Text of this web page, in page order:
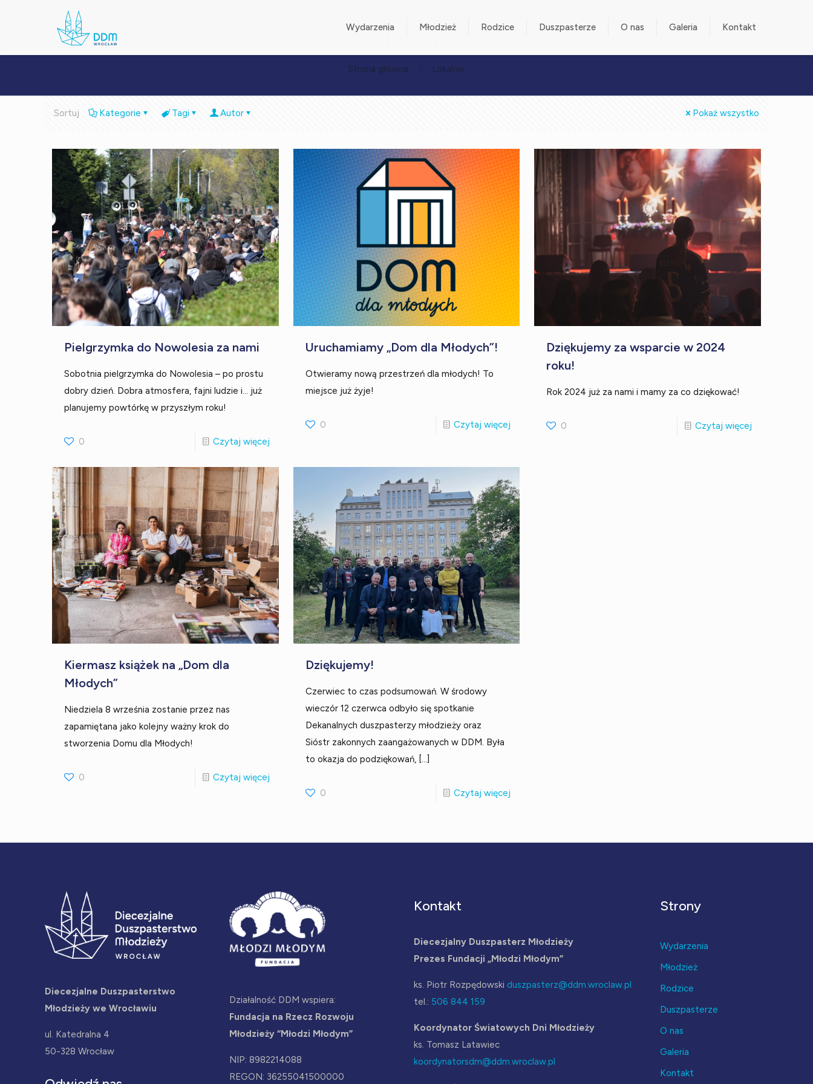
Wydarzenia Młodzież Rodzice Duszpasterze O nas Galeria Kontakt
Lokalnie
Strona główna Lokalnie
Sortuj Kategorie Tagi Autor Pokaż wszystko
Pielgrzymka do Nowolesia za nami
Sobotnia pielgrzymka do Nowolesia – po prostu
dobry dzień. Dobra atmosfera, fajni ludzie i... już
planujemy powtórkę w przyszłym roku!
0 Czytaj więcej
Uruchamiamy „Dom dla Młodych”!
Otwieramy nową przestrzeń dla młodych! To
miejsce już żyje!
0 Czytaj więcej
Dziękujemy za wsparcie w 2024
roku!
Rok 2024 już za nami i mamy za co dziękować!
0 Czytaj więcej
Kiermasz książek na „Dom dla
Młodych”
Niedziela 8 września zostanie przez nas
zapamiętana jako kolejny ważny krok do
stworzenia Domu dla Młodych!
0 Czytaj więcej
Dziękujemy!
Czerwiec to czas podsumowań. W środowy
wieczór 12 czerwca odbyło się spotkanie
Dekanalnych duszpasterzy młodzieży oraz
Sióstr zakonnych zaangażowanych w DDM. Była
to okazja do podziękowań,[…]
0 Czytaj więcej
Diecezjalne Duszpasterstwo
Młodzieży we Wrocławiu
ul. Katedralna 4
50-328 Wrocław
Działalność DDM wspiera:
Fundacja na Rzecz Rozwoju
Młodzieży “Młodzi Młodym”
NIP: 8982214088
REGON: 36255041500000
Kontakt
Diecezjalny Duszpasterz Młodzieży
Prezes Fundacji „Młodzi Młodym”
ks. Piotr Rozpędowski duszpasterz@ddm.wroclaw.pl
tel.: 506 844 159
Koordynator Światowych Dni Młodzieży
ks. Tomasz Latawiec
koordynatorsdm@ddm.wroclaw.pl
Strony
Wydarzenia
Młodzież
Rodzice
Duszpasterze
O nas
Galeria
Kontakt